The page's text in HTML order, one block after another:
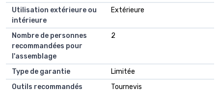
Utilisation extérieure ou
intérieure
Extérieure
Nombre de personnes
recommandées pour
l'assemblage
2
Type de garantie
Limitée
Outils recommandés
Tournevis